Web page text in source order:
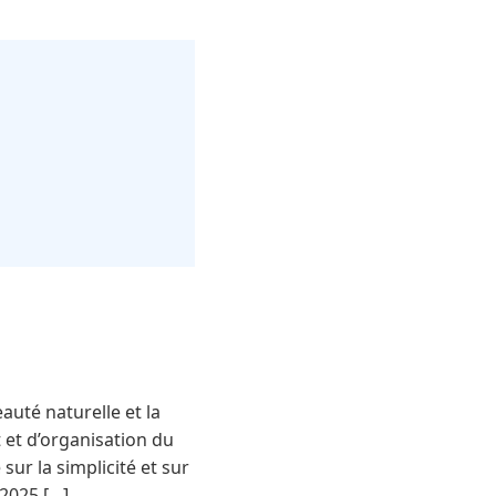
naturelle et la
d’organisation du
la simplicité et sur